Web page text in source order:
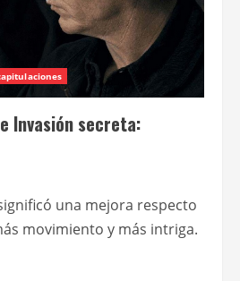
Invasión secreta:
una mejora respecto
movimiento y más intriga.